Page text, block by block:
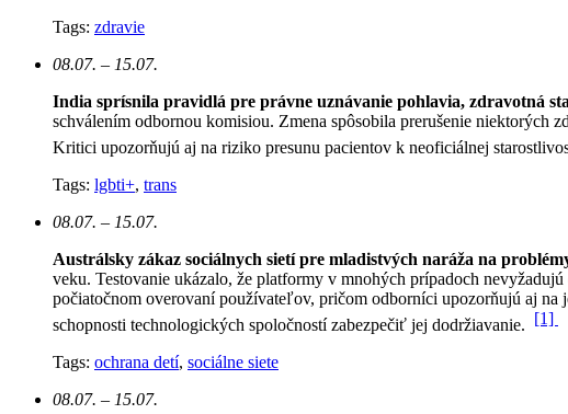
Tags: zdravie
08.07. – 15.07.
India sprísnila pravidlá pre právne uznávanie pohlavia, zdravotná
schválením odbornou komisiou. Zmena spôsobila prerušenie niektorých
Kritici upozorňujú aj na riziko presunu pacientov k neoficiálnej
Tags: lgbti+, trans
08.07. – 15.07.
Austrálsky zákaz sociálnych sietí pre mladistvých naráža na
veku. Testovanie ukázalo, že platformy v mnohých prípadoch
počiatočnom overovaní používateľov, pričom odborníci upozorňujú aj na
schopnosti technologických spoločností zabezpečiť jej dodržiavanie. [1]
Tags: ochrana detí, sociálne siete
08.07. – 15.07.